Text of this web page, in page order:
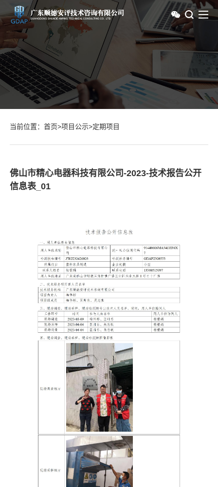
当前位置： 首页>项目公示>定期项目
佛山市精心电器科技有限公司-2023-技术报告公开
信息表_01